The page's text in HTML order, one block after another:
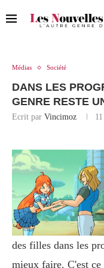
Médias Société
DANS LES
GENRE RESTE
Ecrit par Vincimoz
des filles dans les
mieux faire. C'est ce